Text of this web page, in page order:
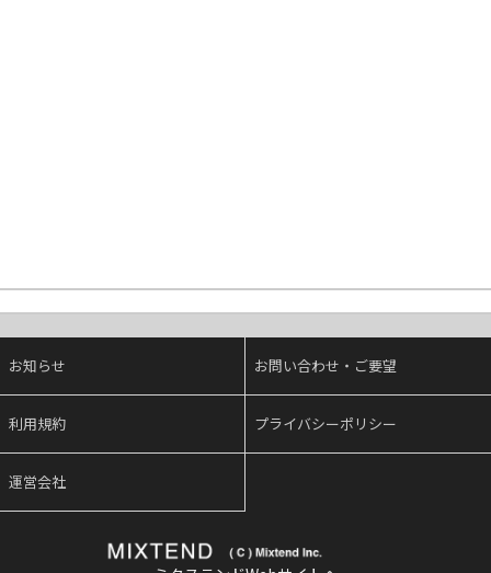
お知らせ お問い合わせ・ご要望
利用規約 プライバシーポリシー
運営会社